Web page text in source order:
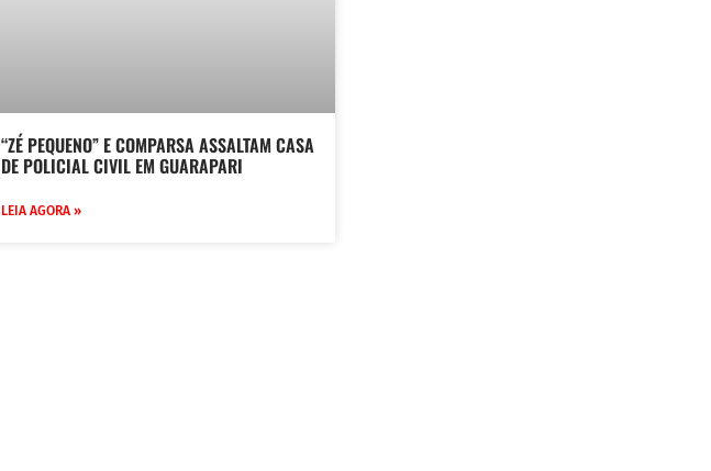
“ZÉ PEQUENO” E COMPARSA ASSALTAM CASA
DE POLICIAL CIVIL EM GUARAPARI
LEIA AGORA »